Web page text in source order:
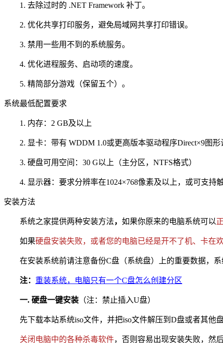
1. 去除过时的 .NET Framework 补丁。
2. 优化共享打印服务，避免局域网共享打印错误。
3. 禁用一些用不到的系统服务。
4. 优化进程服务、启动项的速度。
5. 精简部分游戏（保留五个）。
系统最低配置要求
1. 内存：2 GB及以上
2. 显卡：带有 WDDM 1.0或更高版本驱动程序Direct×9图形
3. 硬盘可用空间：30 G以上（主分区，NTFS格式）
4. 显示器：要求分辨率在1024×768像素及以上，或可支持触
安装方法
系统之家提供两种安装方法， 如果你原来的电脑系统可以
如果硬盘安装失败，或者您的电脑已经是开不了机、 卡在
在安装系统前请注意备份C盘（系统盘）上的重要数据，系
注： 重装系统，电脑只有一个C盘怎么创建分区
一. 硬盘一键安装 （注：禁止插入U盘）
先下载本站系统iso文件，并把iso文件解压到D盘或者其他盘
关闭电脑中的各种杀毒软件，否则容易出现安装失败，然